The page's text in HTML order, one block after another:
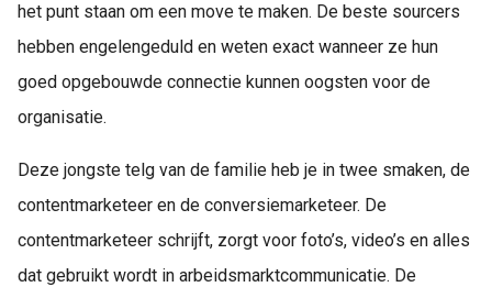
het punt staan om een move te maken. De beste sourcers
hebben engelengeduld en weten exact wanneer ze hun
goed opgebouwde connectie kunnen oogsten voor de
organisatie.
Deze jongste telg van de familie heb je in twee smaken, de
contentmarketeer en de conversiemarketeer. De
contentmarketeer schrijft, zorgt voor foto’s, video’s en alles
dat gebruikt wordt in arbeidsmarktcommunicatie. De